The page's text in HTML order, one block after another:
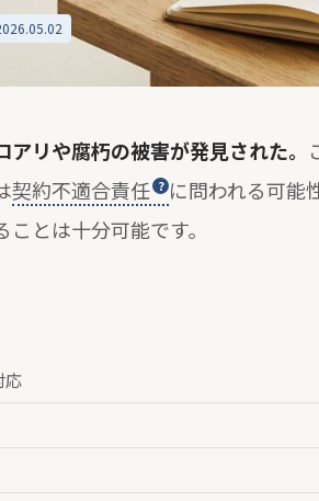
リや腐朽の被害が発見された。
契約不適合責任
に問われる可能
とは十分可能です。
応